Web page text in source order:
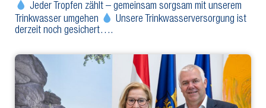
Jeder Tropfen zählt – gemeinsam sorgsam mit unserem
Trinkwasser umgehen
Unsere Trinkwasserversorgung ist
derzeit noch gesichert….